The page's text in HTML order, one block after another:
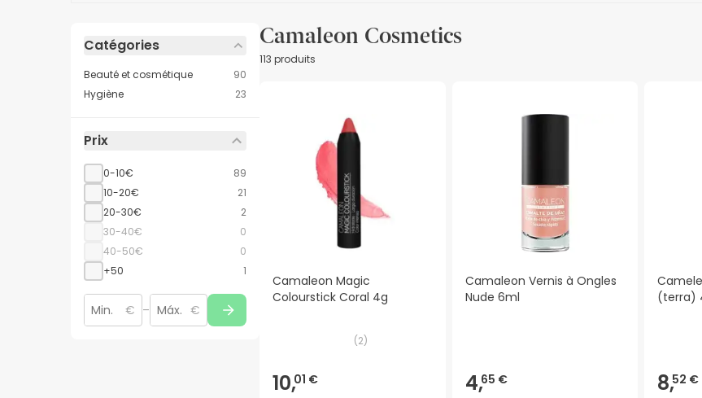
Catégories
Beauté et cosmétique
90
Hygiène
23
Prix
0-10€
89
10-20€
21
20-30€
2
30-40€
0
40-50€
0
+50
1
€ – €
Camaleon Cosmetics
113 produits
Camaleon Magic
Colourstick Coral 4g
(2)
10,01 €
Camaleon Vernis à Ongles
Nude 6ml
4,65 €
(terra)
8,52 €